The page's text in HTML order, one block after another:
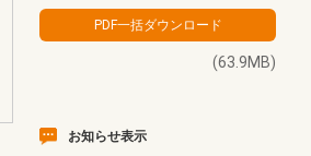
(63.9MB)
お知らせ表示